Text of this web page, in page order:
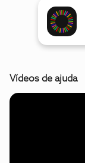
Vídeos de ajuda